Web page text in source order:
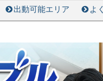
出動可能エリア よ